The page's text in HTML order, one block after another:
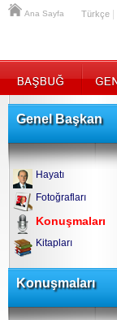
Ana Sayfa Türkçe
Genel Başkan
Hayatı
Fotoğrafları
Konuşmaları
Kitapları
Konuşmaları